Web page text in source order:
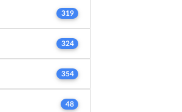
319
324
354
48